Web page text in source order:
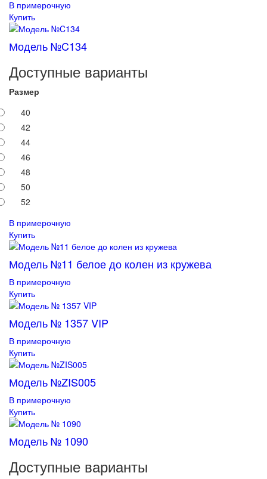
В примерочную
Купить
Модель №C134
Доступные варианты
Размер
40
42
44
46
48
50
52
В примерочную
Купить
Модель №11 белое до колен из кружева
В примерочную
Купить
Модель № 1357 VIP
В примерочную
Купить
Модель №ZIS005
В примерочную
Купить
Модель № 1090
Доступные варианты